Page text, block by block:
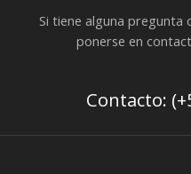
Si tiene alguna pregunta
ponerse en
Contacto: